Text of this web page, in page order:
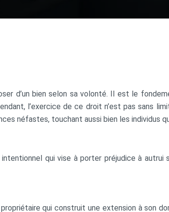
d’un bien selon sa volonté. Il est le
l’exercice de ce droit n’est pas sans
néfastes, touchant aussi bien les individus
qui vise à porter préjudice à autrui
qui construit une extension à son